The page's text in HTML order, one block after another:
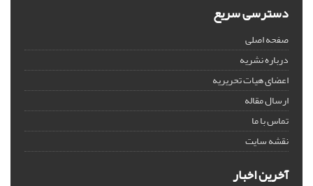
دسترسی سریع
صفحه اصلی
درباره نشریه
اعضای هیات تحریریه
ارسال مقاله
تماس با ما
نقشه سایت
آخرین اخبار